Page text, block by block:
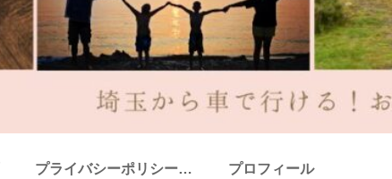
プライバシーポリシー（改正電気通信事業法・外部送信規律に関する事項を含む） プロフィール